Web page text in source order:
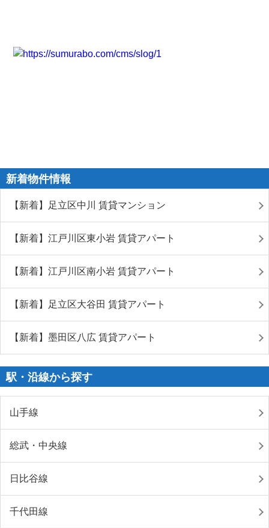
新着物件情報
【新着】足立区中川 賃貸マンション
【新着】江戸川区東小岩 賃貸アパート
【新着】江戸川区南小岩 賃貸アパート
【新着】足立区大谷田 賃貸アパート
【新着】墨田区八広 賃貸アパート
駅・沿線から探す
山手線
総武・中央線
日比谷線
千代田線